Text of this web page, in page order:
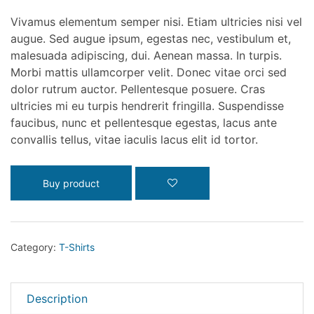
Vivamus elementum semper nisi. Etiam ultricies nisi vel
augue. Sed augue ipsum, egestas nec, vestibulum et,
malesuada adipiscing, dui. Aenean massa. In turpis.
Morbi mattis ullamcorper velit. Donec vitae orci sed
dolor rutrum auctor. Pellentesque posuere. Cras
ultricies mi eu turpis hendrerit fringilla. Suspendisse
faucibus, nunc et pellentesque egestas, lacus ante
convallis tellus, vitae iaculis lacus elit id tortor.
Buy product
Category: T-Shirts
Description